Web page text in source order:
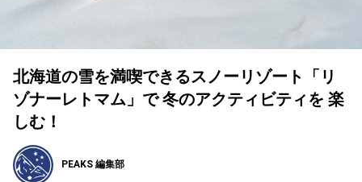
北海道の雪を満喫できるスノーリゾート「リ
ゾナーレトマム」で 冬のアクティビティを 楽
しむ！
PEAKS 編集部